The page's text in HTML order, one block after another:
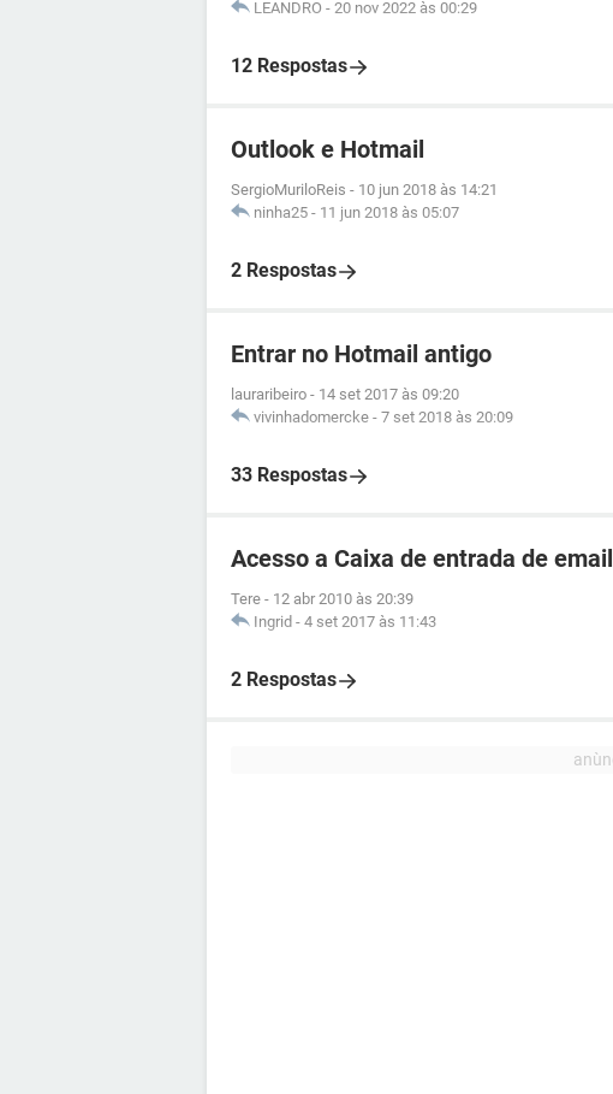
LEANDRO - 20 nov 2022 às 00:29
12 Respostas
Outlook e Hotmail
SergioMuriloReis - 10 jun 2018 às 14:21
ninha25 - 11 jun 2018 às 05:07
2 Respostas
Entrar no Hotmail antigo
lauraribeiro - 14 set 2017 às 09:20
vivinhadomercke - 7 set 2018 às 20:09
33 Respostas
Acesso a Caixa de entrada de email
Tere - 12 abr 2010 às 20:39
Ingrid - 4 set 2017 às 11:43
2 Respostas